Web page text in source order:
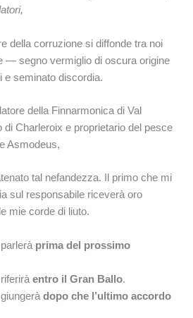
della corruzione si diffonde tra noi
— segno vermiglio di oscura origine
seminato discordia.
della Finnarmonica di Val
di Charleroix e proprietario del pesce
Asmodeus,
tal nefandezza. Il primo che mi
sul responsabile riceverà oro
mie corde di liuto.
prima del prossimo
entro il Gran Ballo.
dopo che l’ultimo accordo